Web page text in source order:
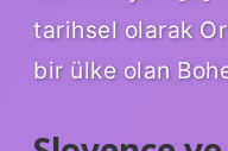
tarihsel olarak
bir ülke olan